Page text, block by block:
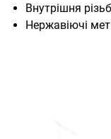
Внутрішня
Нержавіючі